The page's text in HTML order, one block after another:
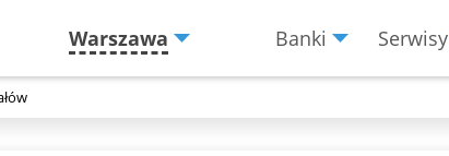
Warszawa Banki Serwisy
Menu